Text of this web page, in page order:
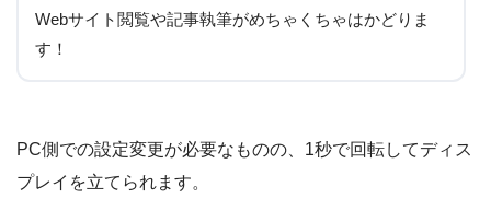
Webサイト閲覧や記事執筆がめちゃくちゃはかどりま
す！
PC側での設定変更が必要なものの、1秒で回転してディス
プレイを立てられます。